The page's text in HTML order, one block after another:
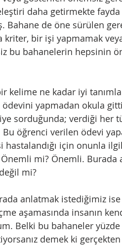
daha getirmekte
Bahane de öne sürülen
kriter, bir işi yapmamak
bu bahanelerin hepsinin
ödevini yapmadan okula
sorduğunda; verdiği
Bu öğrenci verilen ödevi
hastalandığı için onunla
mi? Önemli.
mi?
aşamasında insanın
Belki bu bahaneler
demek ki